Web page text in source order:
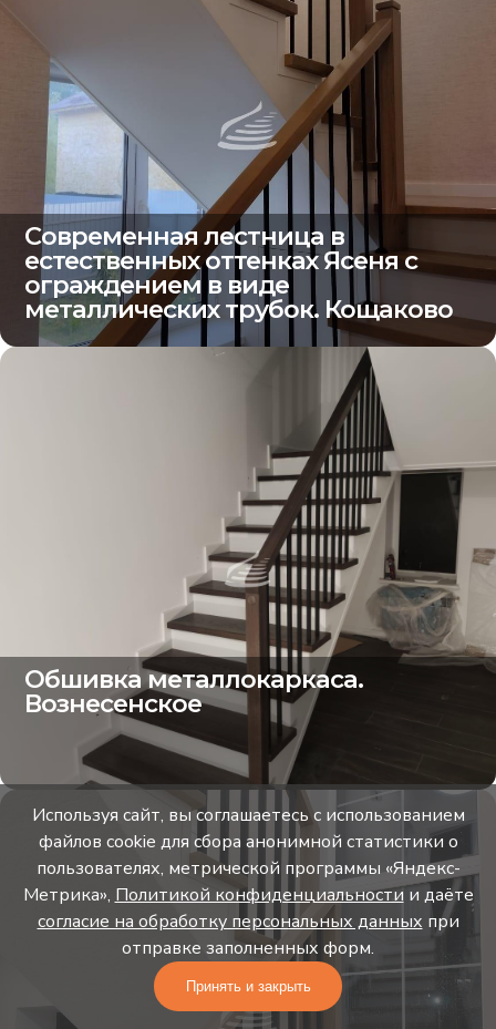
Современная лестница в
естественных оттенках Ясеня с
ограждением в виде
металлических трубок. Кощаково
Обшивка металлокаркаса.
Вознесенское
Используя сайт, вы соглашаетесь с использованием
файлов cookie для сбора анонимной статистики о
пользователях, метрической программы «Яндекс-
Метрика», Политикой конфиденциальностии даёте
согласие на обработку персональных данных при
отправке заполненных форм.
Принять и закрыть